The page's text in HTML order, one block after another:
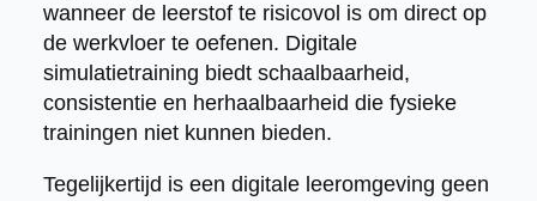
wanneer de leerstof te risicovol is om direct op
de werkvloer te oefenen. Digitale
simulatietraining biedt schaalbaarheid,
consistentie en herhaalbaarheid die fysieke
trainingen niet kunnen bieden.
Tegelijkertijd is een digitale leeromgeving geen